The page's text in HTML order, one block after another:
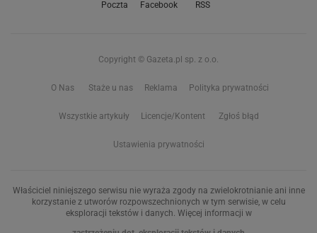
Poczta Facebook RSS
Copyright © Gazeta.pl sp. z o.o.
O Nas Staże u nas Reklama Polityka prywatności
Wszystkie artykuły Licencje/Kontent Zgłoś błąd
Ustawienia prywatności
Właściciel niniejszego serwisu nie wyraża zgody na zwielokrotnianie ani inne
korzystanie z utworów rozpowszechnionych w tym serwisie, w celu
eksploracji tekstów i danych. Więcej informacji w